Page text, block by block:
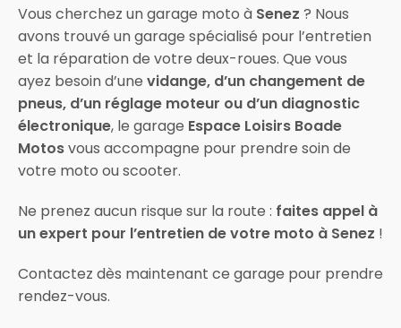
Vous cherchez un garage moto à Senez ? Nous
avons trouvé un garage spécialisé pour l’entretien
et la réparation de votre deux-roues. Que vous
ayez besoin d’une vidange, d’un changement de
pneus, d’un réglage moteur ou d’un diagnostic
électronique, le garage Espace Loisirs Boade
Motosvous accompagne pour prendre soin de
votre moto ou scooter.
Ne prenez aucun risque sur la route : faites appel à
un expert pour l’entretien de votre moto à Senez !
Contactez dès maintenant ce garage pour prendre
rendez-vous.